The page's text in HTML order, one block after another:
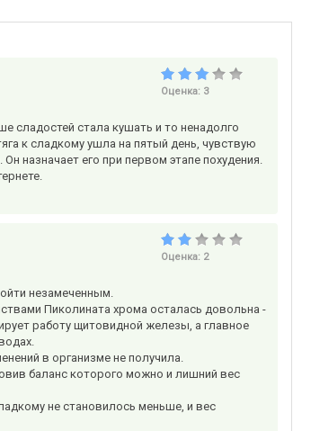
Оценка: 3
сладостей стала кушать и то ненадолго
к сладкому ушла на пятый день, чувствую
назначает его при первом этапе похудения.
Оценка: 2
незамеченным.
Пиколината хрома осталась довольна -
работу щитовидной железы, а главное
в организме не получила.
баланс которого можно и лишний вес
не становилось меньше, и вес